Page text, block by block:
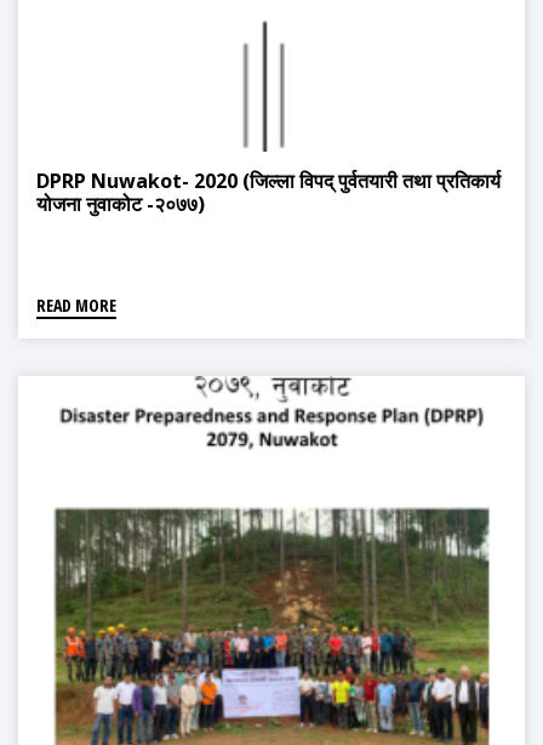
DPRP Nuwakot- 2020 (जिल्ला विपद् पुर्वतयारी तथा प्रतिकार्य
योजना नुवाकोट -२०७७)
READ MORE